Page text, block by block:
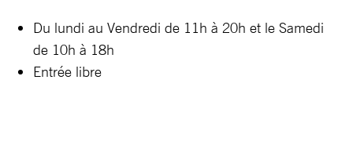
Du lundi au Vendredi de 11h à 20h et le Samedi
de 10h à 18h
Entrée libre